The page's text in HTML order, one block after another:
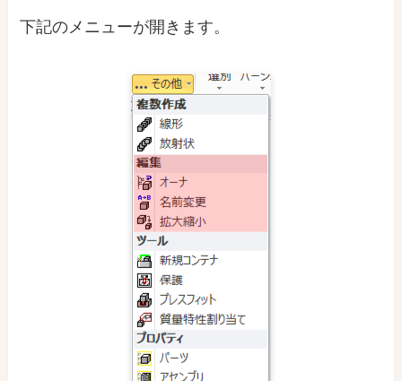
下記のメニューが開きます。